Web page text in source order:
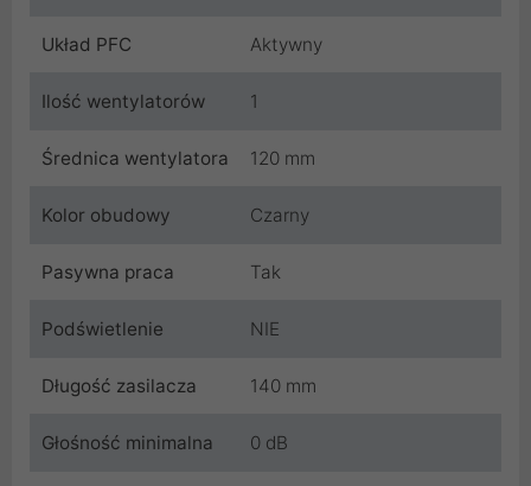
Układ PFC Aktywny
Ilość wentylatorów 1
Średnica wentylatora 120 mm
Kolor obudowy Czarny
Pasywna praca Tak
Podświetlenie NIE
Długość zasilacza 140 mm
Głośność minimalna 0 dB